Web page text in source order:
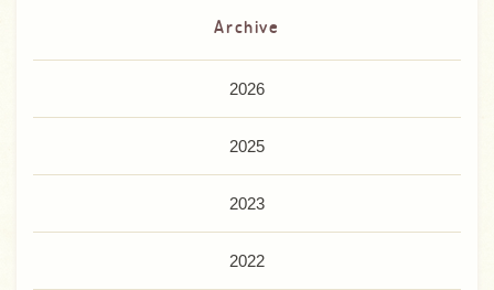
Archive
2026
2025
2023
2022